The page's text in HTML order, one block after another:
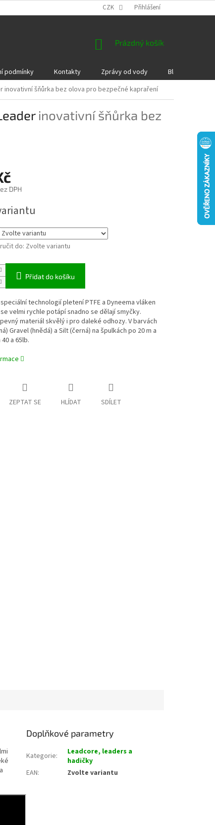
A VRÁCENÍ ZBOŽÍ DÁRKOVÉ POUKAZY
CZK Přihlášení
NÁKUPNÍ
Prázdný košík
podmínky Kontakty Zprávy od vody Blog
inovativní šňůrka bez olova pro bezpečné kapraření
inovativní šňůrka bez
DPH
do: Zvolte variantu
Přidat do košíku
technologií pletení PTFE a Dyneema vláken
velmi rychle potápí snadno se dělají smyčky.
materiál skvělý i pro daleké odhozy. V barvách
Gravel (hnědá) a Silt (černá) na špulkách po 20 m a
a 65lb.
ZEPTAT SE HLÍDAT SDÍLET
Doplňkové parametry
Kategorie:
Leadcore, leaders a
hadičky
EAN: Zvolte variantu